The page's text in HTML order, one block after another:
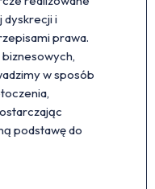
dyskrecji i
prawa.
w sposób
podstawę do